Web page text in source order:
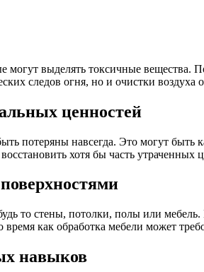
выделять токсичные
следов огня, но и очистки воздуха
ценностей
потеряны навсегда. Это могут
хотя бы часть утраченных
то стены, потолки, полы или
как обработка мебели может
навыков